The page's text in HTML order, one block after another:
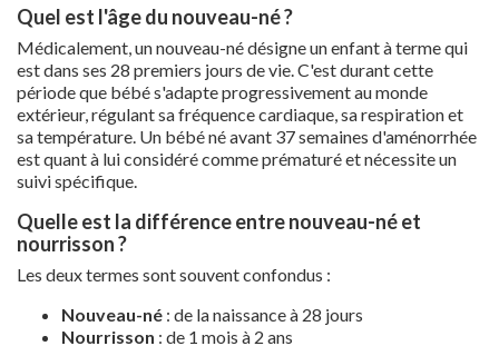
Quel est l'âge du nouveau-né ?
Médicalement, un nouveau-né désigne un enfant à terme qui
est dans ses 28 premiers jours de vie. C'est durant cette
période que bébé s'adapte progressivement au monde
extérieur, régulant sa fréquence cardiaque, sa respiration et
sa température. Un bébé né avant 37 semaines d'aménorrhée
est quant à lui considéré comme prématuré et nécessite un
suivi spécifique.
Quelle est la différence entre nouveau-né et
nourrisson ?
Les deux termes sont souvent confondus :
Nouveau-né : de la naissance à 28 jours
Nourrisson : de 1 mois à 2 ans